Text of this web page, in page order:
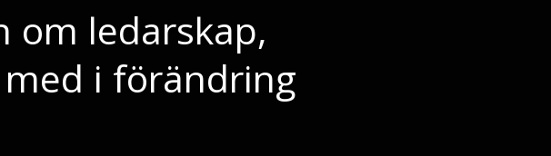
om ledarskap,
i förändring